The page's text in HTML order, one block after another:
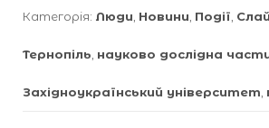
Категорія: Люди Новини Події
Тернопіль науково дослідна
Західноукраїнський університет